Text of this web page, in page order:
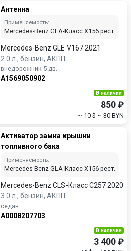
Антенна
Применяемость:
Mercedes-Benz GLA-Класс X156 рест.
Mercedes-Benz GLE V167 2021
2.0 л., бензин, АКПП
внедорожник 5 дв.
A1569050902
В наличии
850 ₽
~ 10 $ ~ 30 BYN
Активатор замка крышки
топливного бака
Применяемость:
Mercedes-Benz GLA-Класс X156 рест.
Mercedes-Benz CLS-Класс C257 2020
3.0 л., бензин, АКПП
седан
A0008207703
В наличии
3 400 ₽